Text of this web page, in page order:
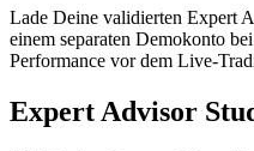
Lade Deine validierten Expert
einem separaten Demokonto
Performance vor dem Live-
Expert Advisor